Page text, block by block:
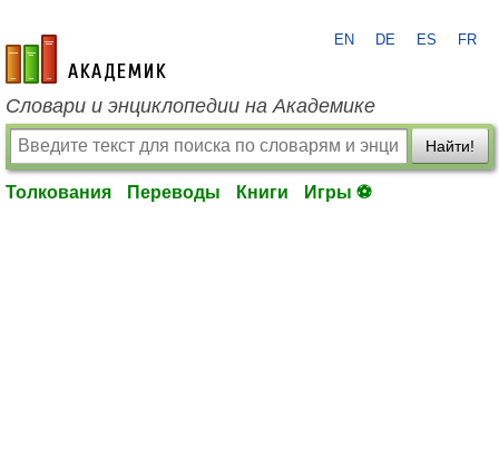
academic.ru
EN DE ES FR
Словари и энциклопедии на Академике
Найти!
Толкования Переводы Книги Игры ⚽